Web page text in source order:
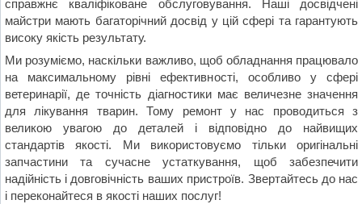
справжнє кваліфіковане обслуговування. Наші досвідчені
майстри мають багаторічний досвід у цій сфері та гарантують
високу якість результату.
Ми розуміємо, наскільки важливо, щоб обладнання працювало
на максимальному рівні ефективності, особливо у сфері
ветеринарії, де точність діагностики має величезне значення
для лікування тварин. Тому ремонт у нас проводиться з
великою увагою до деталей і відповідно до найвищих
стандартів якості. Ми використовуємо тільки оригінальні
запчастини та сучасне устаткування, щоб забезпечити
надійність і довговічність ваших пристроїв. Звертайтесь до нас
і переконайтеся в якості наших послуг!